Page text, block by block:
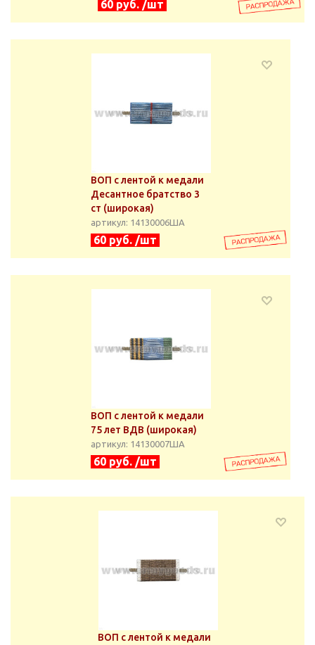
60 руб. /шт
ВОП с лентой к медали
Десантное братство 3
ст (широкая)
артикул: 14130006ША
60 руб. /шт
ВОП с лентой к медали
75 лет ВДВ (широкая)
артикул: 14130007ША
60 руб. /шт
ВОП с лентой к медали